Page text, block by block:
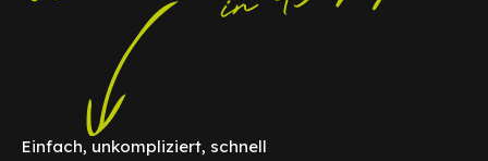
Einfach, unkompliziert, schnell